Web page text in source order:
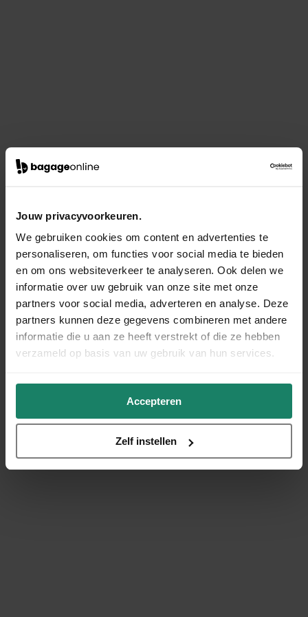
Jouw privacyvoorkeuren.
We gebruiken cookies om content en advertenties te
personaliseren, om functies voor social media te bieden
en om ons websiteverkeer te analyseren. Ook delen we
informatie over uw gebruik van onze site met onze
partners voor social media, adverteren en analyse. Deze
partners kunnen deze gegevens combineren met andere
informatie die u aan ze heeft verstrekt of die ze hebben
verzameld op basis van uw gebruik van hun services.
Accepteren
Zelf instellen